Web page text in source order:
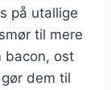
på utallige
til mere
bacon, ost
dem til